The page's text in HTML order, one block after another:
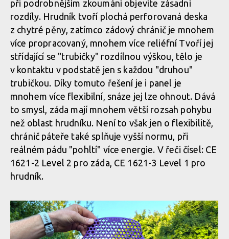
Biodegradabilní chráničová vesta G-Form MX Spike Chest +
Back Shirt
Biodegradabilní chráničová vesta G-Form MX Spike Chest +
Back Shirt
Biodegradabilní chráničová vesta G-Form MX Spike Chest +
Back Shirt
Biodegradabilní chráničová vesta G-Form MX Spike Chest +
Back Shirt
při podrobnějším zkoumání objevíte zásadní
rozdíly. Hrudník tvoří plochá perforovaná deska
z chytré pěny, zatímco zádový chránič je mnohem
více propracovaný, mnohem více reliéfní Tvoří jej
střídající se "trubičky" rozdílnou výškou, tělo je
v kontaktu v podstatě jen s každou "druhou"
trubičkou. Díky tomuto řešení je i panel je
mnohem více flexibilní, snáze jej lze ohnout. Dává
to smysl, záda mají mnohem větší rozsah pohybu
než oblast hrudníku. Není to však jen o flexibilitě,
chránič páteře také splňuje vyšší normu, při
reálném pádu "pohltí" více energie. V řeči čísel: CE
1621-2 Level 2 pro záda, CE 1621-3 Level 1 pro
hrudník.